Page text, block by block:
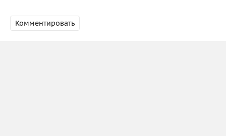
Комментировать